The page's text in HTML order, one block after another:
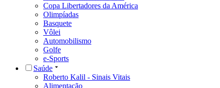
Copa Libertadores da América
Olimpíadas
Basquete
Vôlei
Automobilismo
Golfe
e-Sports
Saúde
Roberto Kalil - Sinais Vitais
Alimentação